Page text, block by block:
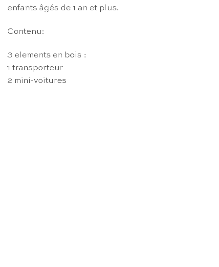
enfants âgés de 1 an et plus.
Contenu:
3 elements en bois :
1 transporteur
2 mini-voitures